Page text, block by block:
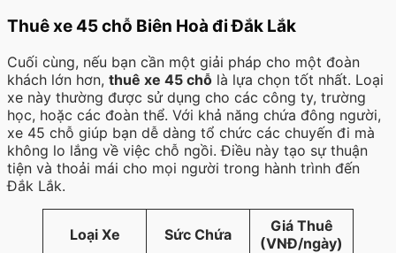
Thuê xe 45 chỗ Biên Hoà đi Đắk Lắk
Cuối cùng, nếu bạn cần một giải pháp cho một đoàn
khách lớn hơn, thuê xe 45 chỗ là lựa chọn tốt nhất. Loại
xe này thường được sử dụng cho các công ty, trường
học, hoặc các đoàn thể. Với khả năng chứa đông người,
xe 45 chỗ giúp bạn dễ dàng tổ chức các chuyến đi mà
không lo lắng về việc chỗ ngồi. Điều này tạo sự thuận
tiện và thoải mái cho mọi người trong hành trình đến
Đắk Lắk.
Loại Xe Sức Chứa
Giá Thuê
(VNĐ/ngày)